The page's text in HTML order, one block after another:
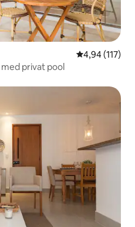
4,94 av 5 i
4,94 (117)
privat pool